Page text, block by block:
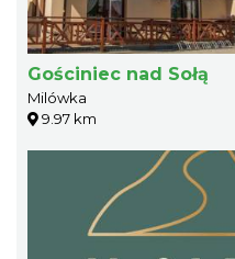
Gościniec nad Sołą
Milówka
9.97 km